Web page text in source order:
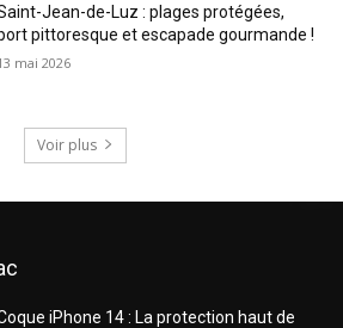
Jean-de-Luz : plages protégées,
pittoresque et escapade gourmande !
mai 2026
Voir plus
iPhone 14 : La protection haut de